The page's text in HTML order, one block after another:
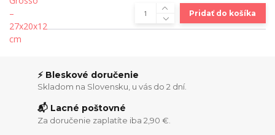
Pridať do košíka
⚡ Bleskové doručenie
Skladom na Slovensku, u vás do 2 dní.
📬 Lacné poštovné
Za doručenie zaplatíte iba 2,90 €.